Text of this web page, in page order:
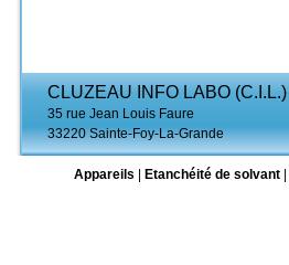
CLUZEAU INFO LABO (C.I.L.)
35 rue Jean Louis Faure
33220 Sainte-Foy-La-Grande
Appareils
Etanchéité de solvant